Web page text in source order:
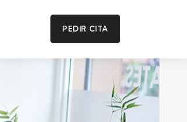
PEDIR CITA